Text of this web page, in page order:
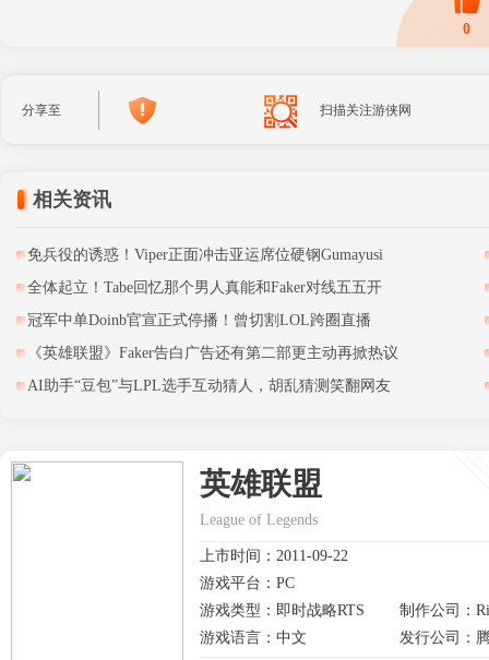
0
分享至 扫描关注游侠网
相关资讯
免兵役的诱惑！Viper正面冲击亚运席位硬钢Gumayusi
全体起立！Tabe回忆那个男人真能和Faker对线五五开
冠军中单Doinb官宣正式停播！曾切割LOL跨圈直播
《英雄联盟》Faker告白广告还有第二部更主动再掀热议
AI助手“豆包”与LPL选手互动猜人，胡乱猜测笑翻网友
英雄联盟
League of Legends
上市时间：2011-09-22
游戏平台：PC
游戏类型：即时战略RTS
制作公司：
游戏语言：中文
发行公司：